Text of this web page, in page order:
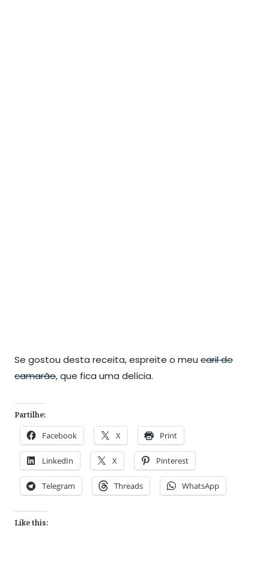
Se gostou desta receita, espreite o meu caril de
camarão, que fica uma delícia.
Partilhe:
Facebook X Print
LinkedIn X Pinterest
Telegram Threads WhatsApp
Like this: